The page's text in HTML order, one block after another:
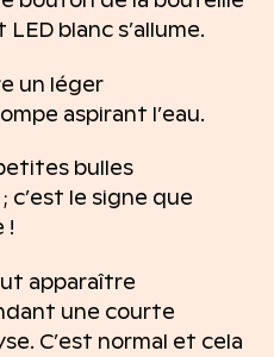
blanc s’allume.
un léger
aspirant l’eau.
bulles
c’est le signe que
!
apparaître
une courte
C’est normal et cela